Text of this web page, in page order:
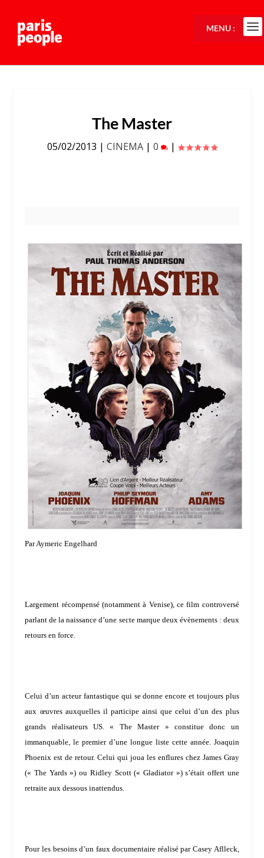
The Master
05/02/2013 | CINEMA | 0 |
Par Aymeric Engelhard
Largement récompensé (notamment à Venise), ce film controversé
parlant de la naissance d’une secte marque deux évènements : deux
retours en force.
Celui d’un acteur fantastique qui se donne encore et toujours plus
aux œuvres auxquelles il participe ainsi que celui d’un des plus
grands réalisateurs US. « The Master » constitue donc un
immanquable, le premier d’une longue liste cette année. Joaquin
Phoenix est de retour. Celui qui joua les enflures chez James Gray
(« The Yards ») ou Ridley Scott(« Gladiator ») s’était offert une
retraite aux dessous inattendus.
Pour les besoins d’un faux documentaire réalisé parCasey Aflleck,
MENU :